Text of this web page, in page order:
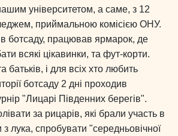
університетом, а саме, з 12
приймальною комісією ОНУ.
ботсаду, працював ярмарок, де
всякі цікавинки, та фут-корти.
батьків, і для всіх хто любить
ботсаду 2 дні проходив
"Лицарі Південних берегів".
за рицарів, які брали участь в
з лука, спробувати "середньовічної